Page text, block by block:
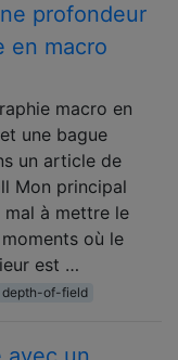
profondeur
en macro
macro en
une bague
un article de
Mon principal
à mettre le
où le
est …
depth-of-field